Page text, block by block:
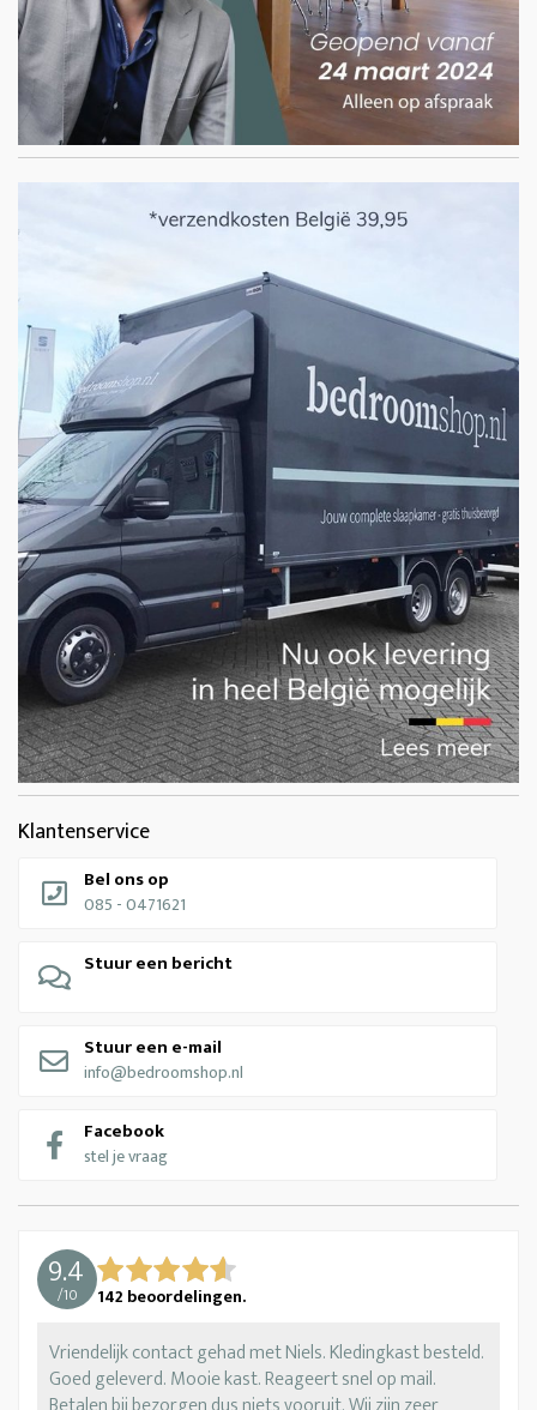
Klantenservice
Bel ons op
085 - 0471621
Stuur een bericht
Stuur een e-mail
info@bedroomshop.nl
Facebook
stel je vraag
9.4
/10 142 beoordelingen.
Vriendelijk contact gehad met Niels. Kledingkast besteld.
Goed geleverd. Mooie kast. Reageert snel op mail.